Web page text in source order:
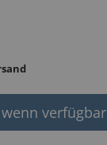
verfügbar